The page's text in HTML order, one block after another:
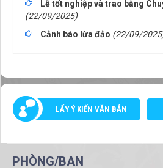
Lễ tốt nghiệp và trao bằng
(22/09/2025)
Cảnh báo lừa đảo (22/09/
LẤY Ý KIẾN VĂN BẢN
PHÒNG/BAN